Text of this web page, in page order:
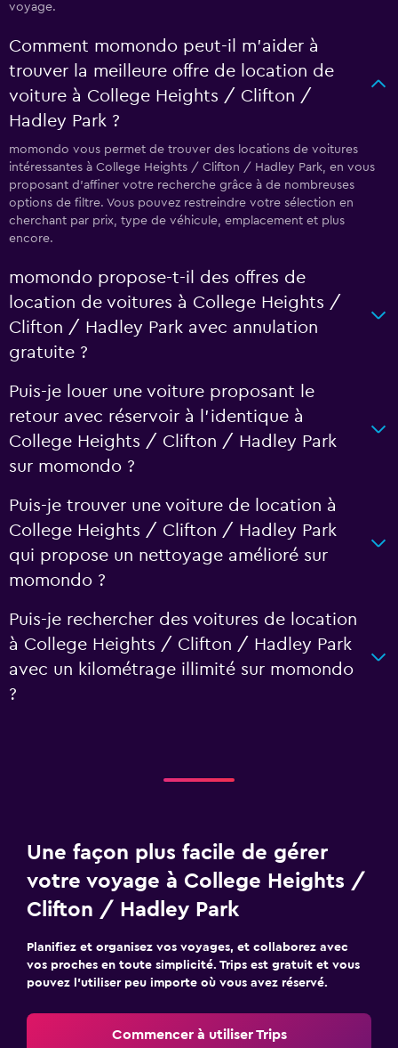
voyage.
Comment momondo peut-il m’aider à
trouver la meilleure offre de location de
voiture à College Heights / Clifton /
Hadley Park ?
momondo vous permet de trouver des locations de voitures
intéressantes à College Heights / Clifton / Hadley Park, en vous
proposant d'affiner votre recherche grâce à de nombreuses
options de filtre. Vous pouvez restreindre votre sélection en
cherchant par prix, type de véhicule, emplacement et plus
encore.
momondo propose-t-il des offres de
location de voitures à College Heights /
Clifton / Hadley Park avec annulation
gratuite ?
Puis-je louer une voiture proposant le
retour avec réservoir à l’identique à
College Heights / Clifton / Hadley Park
sur momondo ?
Puis-je trouver une voiture de location à
College Heights / Clifton / Hadley Park
qui propose un nettoyage amélioré sur
momondo ?
Puis-je rechercher des voitures de location
à College Heights / Clifton / Hadley Park
avec un kilométrage illimité sur momondo
?
Une façon plus facile de gérer
votre voyage à College Heights /
Clifton / Hadley Park
Planifiez et organisez vos voyages, et collaborez avec
vos proches en toute simplicité. Trips est gratuit et vous
pouvez l’utiliser peu importe où vous avez réservé.
Commencer à utiliser Trips